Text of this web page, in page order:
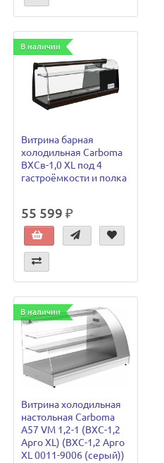
В наличии
Витрина барная
холодильная Carboma
ВХСв-1,0 XL под 4
гастроёмкости и полка
55 599 ₽
В наличии
Витрина холодильная
настольная Carboma
A57 VM 1,2-1 (ВХС-1,2
Арго XL) (ВХС-1,2 Арго
XL 0011-9006 (серый))